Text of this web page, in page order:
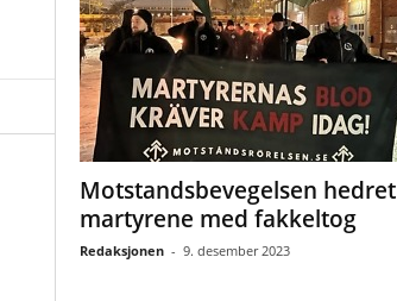
Motstandsbevegelsen hedret
martyrene med fakkeltog
Redaksjonen - 9. desember 2023